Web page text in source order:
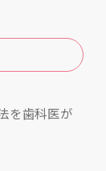
を歯科医が